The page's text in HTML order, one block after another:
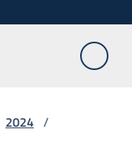
2024 /